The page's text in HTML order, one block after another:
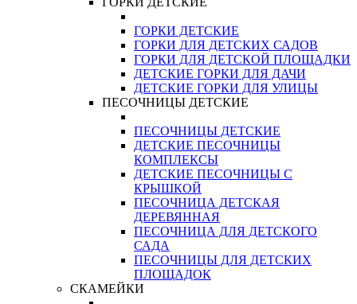
ГОРКИ ДЕТСКИЕ
ГОРКИ ДЛЯ ДЕТСКИХ САДОВ
ГОРКИ ДЛЯ ДЕТСКОЙ ПЛОЩАДКИ
ДЕТСКИЕ ГОРКИ ДЛЯ ДАЧИ
ДЕТСКИЕ ГОРКИ ДЛЯ УЛИЦЫ
ПЕСОЧНИЦЫ ДЕТСКИЕ
ПЕСОЧНИЦЫ ДЕТСКИЕ
ДЕТСКИЕ ПЕСОЧНИЦЫ
КОМПЛЕКСЫ
ДЕТСКИЕ ПЕСОЧНИЦЫ С
КРЫШКОЙ
ПЕСОЧНИЦА ДЕТСКАЯ
ДЕРЕВЯННАЯ
ПЕСОЧНИЦА ДЛЯ ДЕТСКОГО
САДА
ПЕСОЧНИЦЫ ДЛЯ ДЕТСКИХ
ПЛОЩАДОК
СКАМЕЙКИ